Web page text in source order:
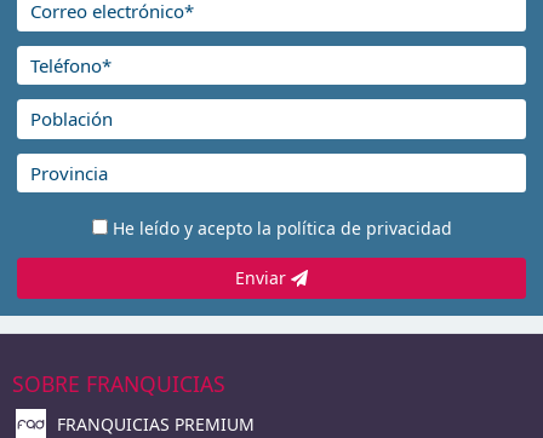
He leído y acepto la política de privacidad
Enviar
SOBRE FRANQUICIAS
FRANQUICIAS PREMIUM